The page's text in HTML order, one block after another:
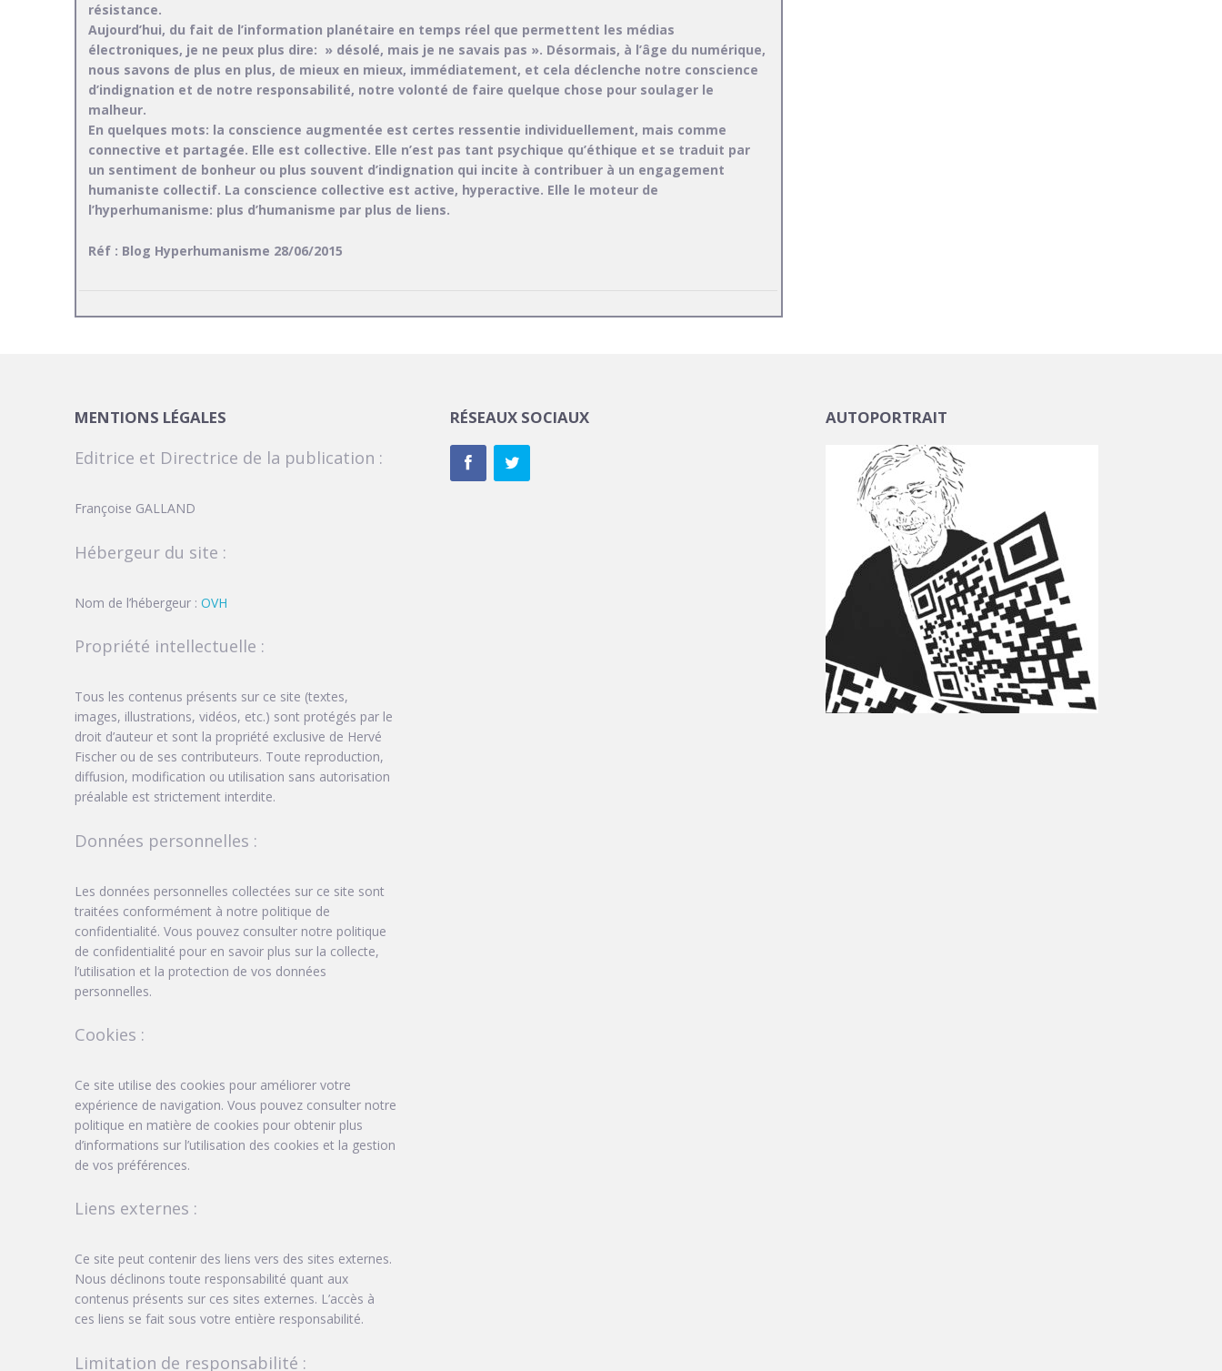
résistance.
Aujourd’hui, du fait de l’information planétaire en temps réel que permettent les médias
électroniques, je ne peux plus dire: » désolé, mais je ne savais pas ». Désormais, à l’âge du numérique,
nous savons de plus en plus, de mieux en mieux, immédiatement, et cela déclenche notre conscience
d’indignation et de notre responsabilité, notre volonté de faire quelque chose pour soulager le
malheur.
En quelques mots: la conscience augmentée est certes ressentie individuellement, mais comme
connective et partagée. Elle est collective. Elle n’est pas tant psychique qu’éthique et se traduit par
un sentiment de bonheur ou plus souvent d’indignation qui incite à contribuer à un engagement
humaniste collectif. La conscience collective est active, hyperactive. Elle le moteur de
l’hyperhumanisme: plus d’humanisme par plus de liens.
Réf : Blog Hyperhumanisme 28/06/2015
MENTIONS LÉGALES
Editrice et Directrice de la publication :
Françoise GALLAND
Hébergeur du site :
Nom de l’hébergeur : OVH
Propriété intellectuelle :
Tous les contenus présents sur ce site (textes,
images, illustrations, vidéos, etc.) sont protégés par le
droit d’auteur et sont la propriété exclusive de Hervé
Fischer ou de ses contributeurs. Toute reproduction,
diffusion, modification ou utilisation sans autorisation
préalable est strictement interdite.
Données personnelles :
Les données personnelles collectées sur ce site sont
traitées conformément à notre politique de
confidentialité. Vous pouvez consulter notre politique
de confidentialité pour en savoir plus sur la collecte,
l’utilisation et la protection de vos données
personnelles.
Cookies :
Ce site utilise des cookies pour améliorer votre
expérience de navigation. Vous pouvez consulter notre
politique en matière de cookies pour obtenir plus
d’informations sur l’utilisation des cookies et la gestion
de vos préférences.
Liens externes :
Ce site peut contenir des liens vers des sites externes.
Nous déclinons toute responsabilité quant aux
contenus présents sur ces sites externes. L’accès à
ces liens se fait sous votre entière responsabilité.
Limitation de responsabilité :
RÉSEAUX SOCIAUX AUTOPORTRAIT